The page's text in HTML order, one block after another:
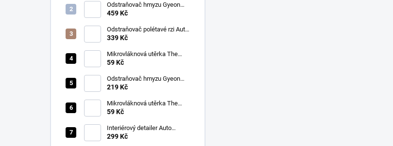
Odstraňovač hmyzu Gyeon
Q2M Bug&Grime (1 L)
459 Kč
Odstraňovač polétavé rzi Auto
Finesse Iron Out
ml)
339 Kč
Mikrovláknová utěrka The
Collection Allround & Coating
Blue)
59 Kč
Odstraňovač hmyzu Gyeon
Q2M Bug&Grime (500 ml)
219 Kč
Mikrovláknová utěrka The
Collection Allround & Coating
59 Kč
Interiérový detailer Auto
Finesse Spritz Interior Detail
299 Kč